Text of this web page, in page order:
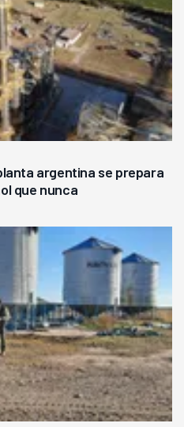
argentina se prepara
que nunca